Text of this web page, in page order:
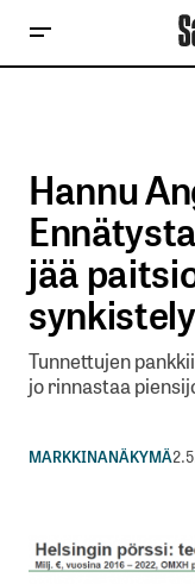
Hannu
jää
Tunnettujen
jo rinnastaa
MARKKINANÄKYMÄ